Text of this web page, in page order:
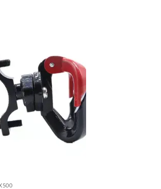
Auf die
Wunschliste